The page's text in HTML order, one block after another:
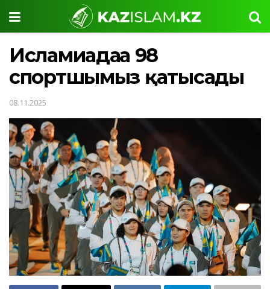
Исламиадаға 98
спортшымыз қатысады
08.11.2025